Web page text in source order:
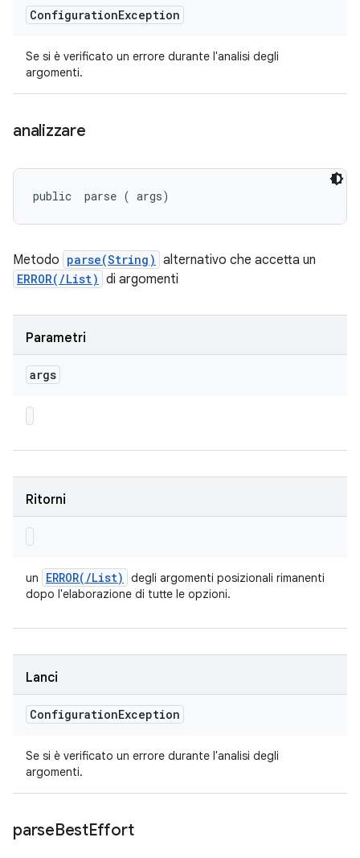
ConfigurationException
Se si è verificato un errore durante l'analisi degli
argomenti.
analizzare
public parse ( args)
Metodo parse(String) alternativo che accetta un
ERROR(/List) di argomenti
Parametri
args
Ritorni
un ERROR( /List)
degli argomenti posizionali rimanenti
dopo l'elaborazione di tutte le opzioni.
Lanci
ConfigurationException
Se si è verificato un errore durante l'analisi degli
argomenti.
parseBestEffort